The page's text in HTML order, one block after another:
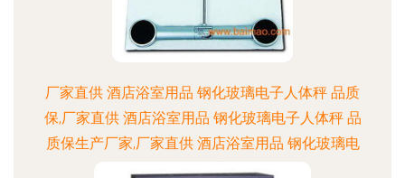
厂家直供 酒店浴室用品 钢化玻璃电子人体秤 品质
保,厂家直供 酒店浴室用品 钢化玻璃电子人体秤 品
质保生产厂家,厂家直供 酒店浴室用品 钢化玻璃电
子人体秤 品质保价格